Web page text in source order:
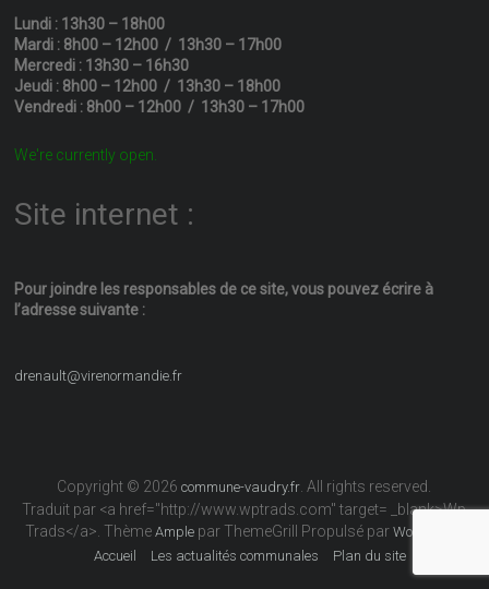
Lundi : 13h30 – 18h00
Mardi : 8h00 – 12h00 / 13h30 – 17h00
Mercredi : 13h30 – 16h30
Jeudi : 8h00 – 12h00 / 13h30 – 18h00
Vendredi : 8h00 – 12h00 / 13h30 – 17h00
We're currently open.
Site internet :
Pour joindre les responsables de ce site, vous pouvez écrire à
l’adresse suivante :
drenault@virenormandie.fr
Copyright © 2026commune-vaudry.fr . All rights reserved.
Traduit par <a href="http://www.wptrads.com" target= _blank>Wp
Trads</a>. ThèmeAmple par ThemeGrill Propulsé parWordPress
Accueil
Les actualités communales Plan du site